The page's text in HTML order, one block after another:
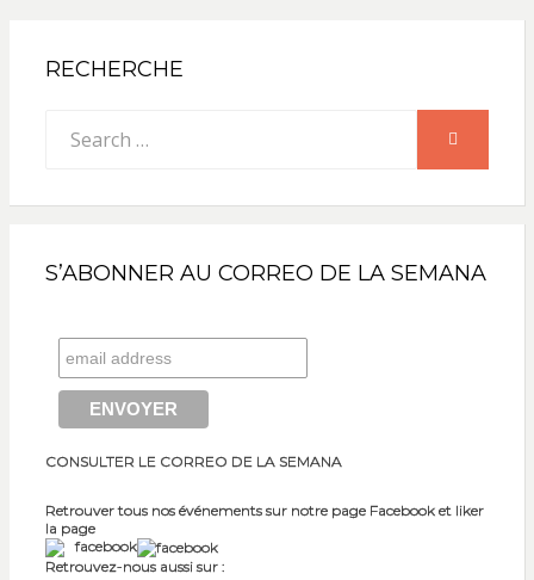
RECHERCHE
for:
SEARCH
S’ABONNER AU CORREO DE LA SEMANA
CONSULTER LE CORREO DE LA SEMANA
Retrouver tous nos événements sur notre page Facebook et liker
la page
facebook
Retrouvez-nous aussi sur :